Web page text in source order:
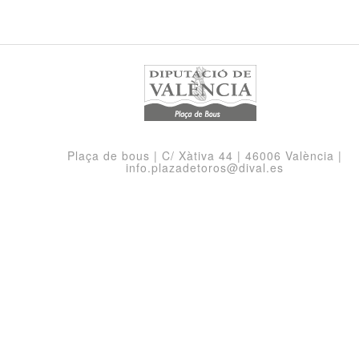
Plaça de bous | C/ Xàtiva 44 | 46006 València |
info.plazadetoros@dival.es